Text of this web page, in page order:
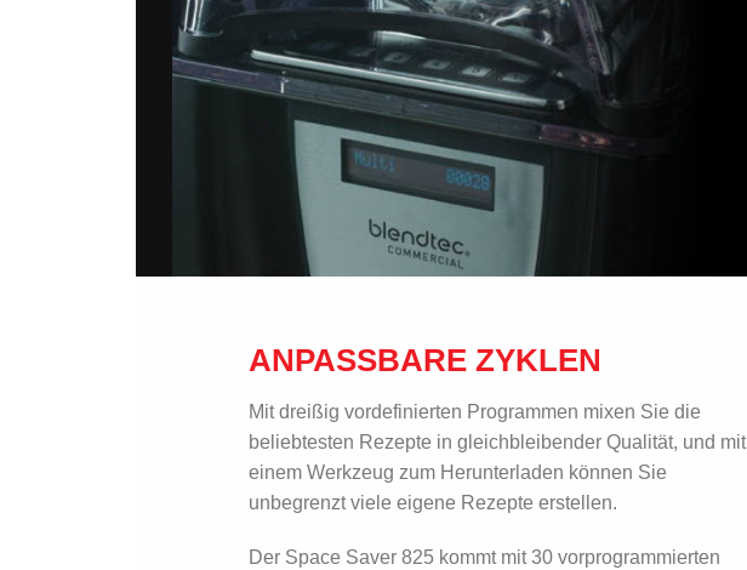
ANPASSBARE ZYKLEN
Mit dreißig vordefinierten Programmen mixen Sie die
beliebtesten Rezepte in gleichbleibender Qualität, und mit
einem Werkzeug zum Herunterladen können Sie
unbegrenzt viele eigene Rezepte erstellen.
Der Space Saver 825 kommt mit 30 vorprogrammierten